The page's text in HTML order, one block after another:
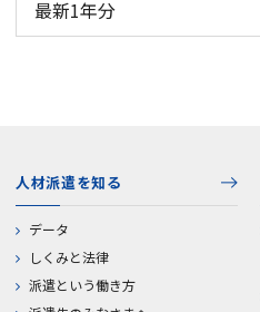
人材派遣を知る
データ
しくみと法律
派遣という働き方